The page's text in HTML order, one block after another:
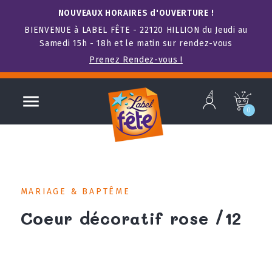
NOUVEAUX HORAIRES d'OUVERTURE !
BIENVENUE à LABEL FÊTE - 22120 HILLION du Jeudi au
Samedi 15h - 18h et le matin sur rendez-vous
Prenez Rendez-vous !
 b c
0
MARIAGE & BAPTÊME
Coeur décoratif rose /12